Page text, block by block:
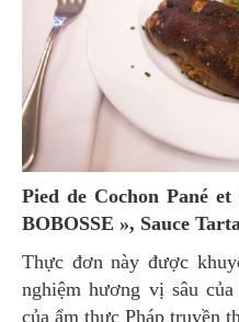
Pied de Cochon Pané et Cuit au Torchon « Maison
BOBOSSE », Sauce
Thực đơn này được khuyến khích nếu bạn muốn trải
nghiệm hương vị sâu
của ẩm thực Pháp truyền